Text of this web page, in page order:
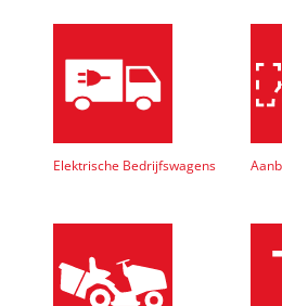
Elektrische Bedrijfswagens